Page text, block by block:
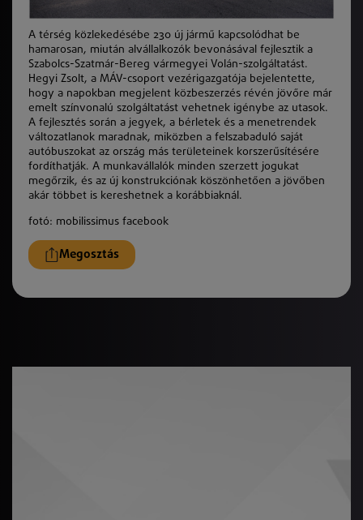
A térség közlekedésébe 230 új jármű kapcsolódhat be
hamarosan, miután alvállalkozók bevonásával fejlesztik a
Szabolcs-Szatmár-Bereg vármegyei Volán-szolgáltatást.
Hegyi Zsolt, a MÁV-csoport vezérigazgatója bejelentette,
hogy a napokban megjelent közbeszerzés révén jövőre már
emelt színvonalú szolgáltatást vehetnek igénybe az utasok.
A fejlesztés során a jegyek, a bérletek és a menetrendek
változatlanok maradnak, miközben a felszabaduló saját
autóbuszokat az ország más területeinek korszerűsítésére
fordíthatják. A munkavállalók minden szerzett jogukat
megőrzik, és az új konstrukciónak köszönhetően a jövőben
akár többet is kereshetnek a korábbiaknál.
fotó: mobilissimus facebook
Megosztás